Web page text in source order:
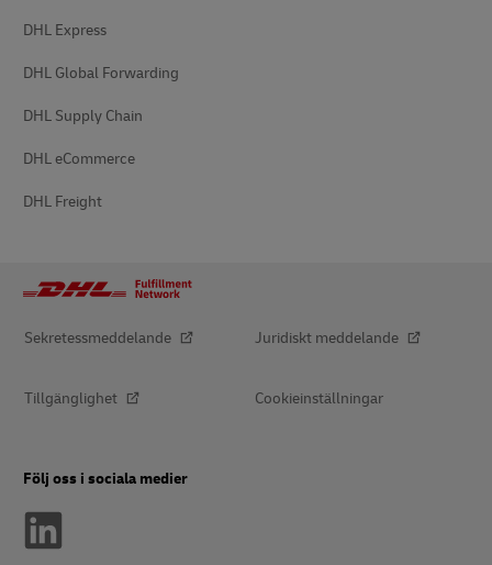
DHL Express
DHL Global Forwarding
DHL Supply Chain
DHL eCommerce
DHL Freight
Sekretessmeddelande Juridiskt meddelande
Tillgänglighet Cookieinställningar
Följ oss i sociala medier